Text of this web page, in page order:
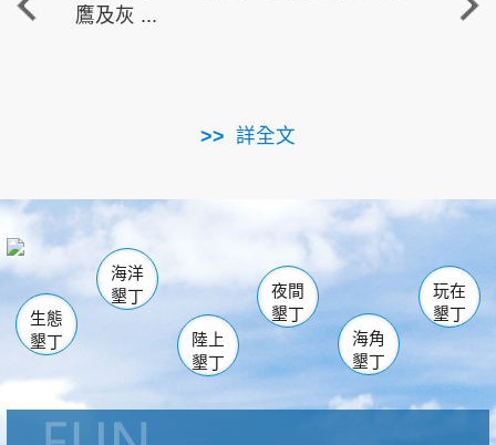
鷹及灰 ...
詳全文
走進
南仁湖
海生館
恆春 佳樂水
龍鑾潭自然中心 森林遊樂區
瓊麻館
關山 墾管處遊客中心
社頂公園 風吹沙
船帆石
白砂 龍磐公園
香蕉灣
砂島
鵝鑾鼻
生態
墾丁
海洋
墾丁
陸上
墾丁
夜間
墾丁
海角
墾丁
玩在
墾丁